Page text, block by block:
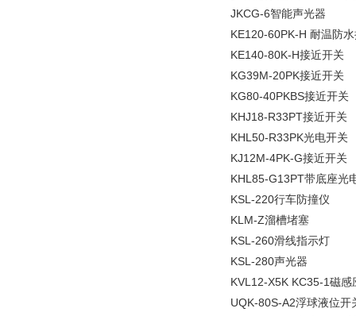
JKCG-6智能声光器
KE120-60PK-H 耐温防
KE140-80K-H接近开关
KG39M-20PK接近开关
KG80-40PKBS接近开关
KHJ18-R33PT接近开关
KHL50-R33PK光电开关
KJ12M-4PK-G接近开关
KHL85-G13PT带底座光
KSL-220行车防撞仪
KLM-Z溜槽堵塞
KSL-260滑线指示灯
KSL-280声光器
KVL12-X5K KC35-1磁感
UQK-80S-A2浮球液位开